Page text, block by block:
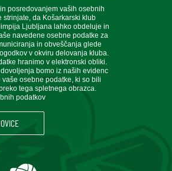
posredovanjem vaših osebnih
strinjate, da Košarkarski klub
Ljubljana lahko obdeluje in
navedene osebne podatke za
in obveščanja glede
v okviru delovanja kluba.
hranimo v elektronski obliki.
bomo iz naših evidenc
vaše osebne podatke, ki so bili
tega spletnega obrazca.
podatkov